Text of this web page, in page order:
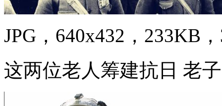
JPG，640x432，233KB
这两位老人筹建抗日 老